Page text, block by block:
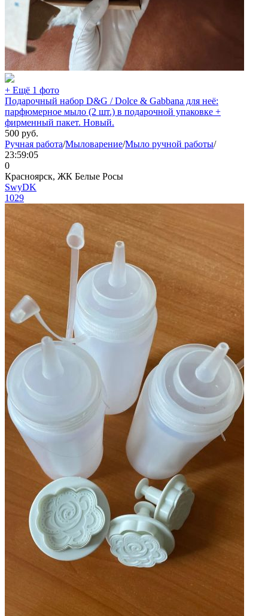
+ Ещё 1 фото
Подарочный набор D&G / Dolce & Gabbana для неё:
парфюмерное мыло (2 шт.) в подарочной упаковке +
фирменный пакет. Новый.
500 руб.
Ручная работа/Мыловарение/Мыло ручной работы/
23:59:05
0
Красноярск, ЖК Белые Росы
SwyDK
1029